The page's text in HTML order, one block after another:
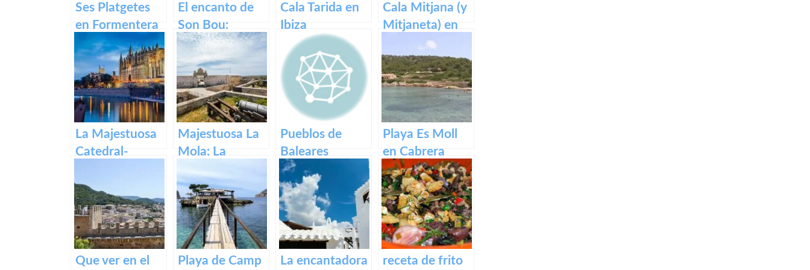
Ses Platgetes
en Formentera
El encanto de
Son Bou:
descubre la
belleza de
Menorca
Cala Tarida en
Ibiza
Cala Mitjana (y
Mitjaneta) en
Menorca
La Majestuosa
Catedral-
Santa María en
Mallorca.
Majestuosa La
Mola: La
Menorca
Pueblos de
Baleares
Playa Es Moll
en Cabrera
Que ver en el Playa de Camp La encantadora receta de frito